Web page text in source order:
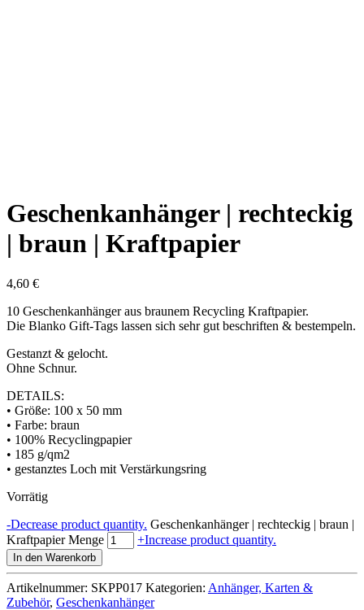
Geschenkanhänger | rechteckig
| braun | Kraftpapier
4,60 €
10 Geschenkanhänger aus braunem Recycling Kraftpapier.
Die Blanko Gift-Tags lassen sich sehr gut beschriften & bestempeln.
Gestanzt & gelocht.
Ohne Schnur.
DETAILS:
• Größe: 100 x 50 mm
• Farbe: braun
• 100% Recyclingpapier
• 185 g/qm2
• gestanztes Loch mit Verstärkungsring
Vorrätig
-Decrease product quantity. Geschenkanhänger | rechteckig | braun |
Kraftpapier Menge
+Increase product quantity.
In den Warenkorb
Artikelnummer: SKPP017 Kategorien: Anhänger, Karten &
Zubehör, Geschenkanhänger